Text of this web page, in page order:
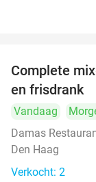
Complete
en frisdrank
Vandaag
Damas
Den Haag
Verkocht: 2